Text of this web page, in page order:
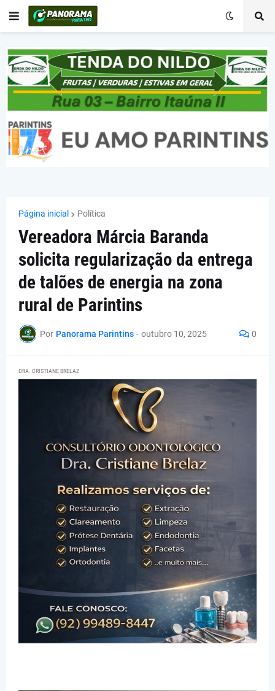
Página inicial Política
Vereadora Márcia Baranda
solicita regularização da entrega
de talões de energia na zona
rural de Parintins
Por Panorama Parintins - outubro 10, 2025 0
DRA. CRISTIANE BRELAZ